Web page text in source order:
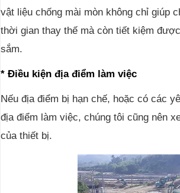
vật liệu chống mài mòn không chỉ giúp
thời gian thay thế mà còn tiết kiệm
sắm.
* Điều kiện địa điểm làm việc
Nếu địa điểm bị hạn chế, hoặc có các
địa điểm làm việc, chúng tôi cũng nên
của thiết bị.